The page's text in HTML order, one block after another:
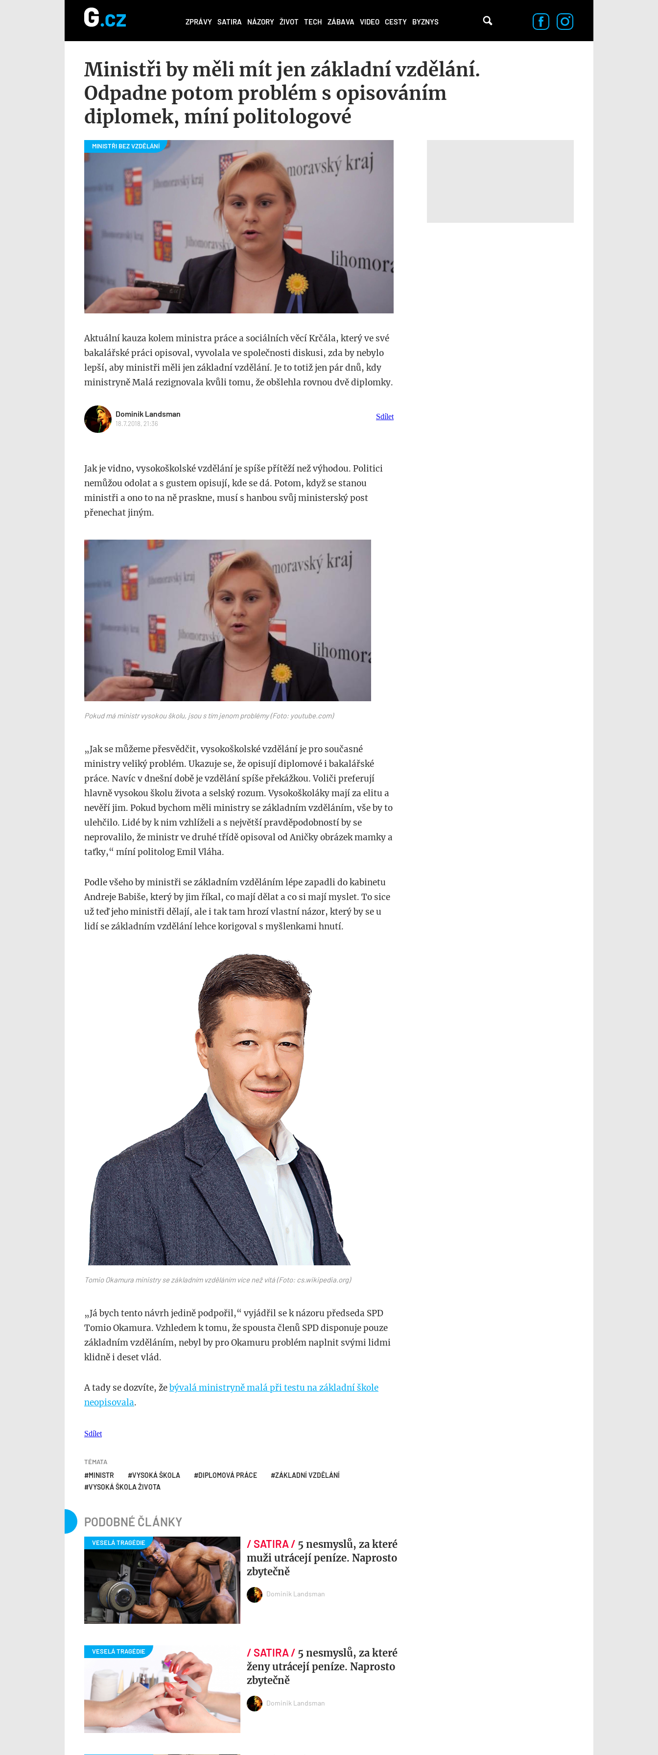
ZPRÁVY SATIRA NÁZORY ŽIVOT TECH ZÁBAVA VIDEO CESTY BYZNYS
Ministři by měli mít jen základní vzdělání.
Odpadne potom problém s opisováním
diplomek, míní politologové
Aktuální kauza kolem ministra práce a sociálních věcí Krčála, který ve své
bakalářské práci opisoval, vyvolala ve společnosti diskusi, zda by nebylo
lepší, aby ministři měli jen základní vzdělání. Je to totiž jen pár dnů, kdy
ministryně Malá rezignovala kvůli tomu, že obšlehla rovnou dvě diplomky.
Dominik Landsman
18.7.2018, 21:36
Sdílet
Jak je vidno, vysokoškolské vzdělání je spíše přítěží než výhodou. Politici
nemůžou odolat a s gustem opisují, kde se dá. Potom, když se stanou
ministři a ono to na ně praskne, musí s hanbou svůj ministerský post
přenechat jiným.
youtube.com_66.jpg
Pokud má ministr vysokou školu, jsou s tím jenom problémy (Foto: youtube.com)
„Jak se můžeme přesvědčit, vysokoškolské vzdělání je pro současné
ministry veliký problém. Ukazuje se, že opisují diplomové i bakalářské
práce. Navíc v dnešní době je vzdělání spíše překážkou. Voliči preferují
hlavně vysokou školu života a selský rozum. Vysokoškoláky mají za elitu a
nevěří jim. Pokud bychom měli ministry se základním vzděláním, vše by to
ulehčilo. Lidé by k nim vzhlíželi a s největší pravděpodobností by se
neprovalilo, že ministr ve druhé třídě opisoval od Aničky obrázek mamky a
taťky,“ míní politolog Emil Vláha.
Podle všeho by ministři se základním vzděláním lépe zapadli do kabinetu
Andreje Babiše, který by jim říkal, co mají dělat a co si mají myslet. To sice
už teď jeho ministři dělají, ale i tak tam hrozí vlastní názor, který by se u
lidí se základním vzdělání lehce korigoval s myšlenkami hnutí.
cs.wikipedia.org_.png
Tomio Okamura ministry se základním vzděláním více než vítá (Foto: cs.wikipedia.org)
„Já bych tento návrh jedině podpořil,“ vyjádřil se k názoru předseda SPD
Tomio Okamura. Vzhledem k tomu, že spousta členů SPD disponuje pouze
základním vzděláním, nebyl by pro Okamuru problém naplnit svými lidmi
klidně i deset vlád.
A tady se dozvíte, žebývalá ministryně malá při testu na základní škole
neopisovala.
Sdílet
TÉMATA
MINISTR VYSOKÁ ŠKOLA DIPLOMOVÁ PRÁCE
ZÁKLADNÍ VZDĚLÁNÍ
VYSOKÁ ŠKOLA ŽIVOTA
PODOBNÉ ČLÁNKY
5 nesmyslů, za které
muži utrácejí peníze. Naprosto
zbytečně
Dominik Landsman
5 nesmyslů, za které
ženy utrácejí peníze. Naprosto
zbytečně
Dominik Landsman